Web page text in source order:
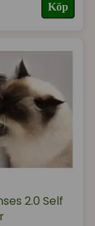
Köp
2.0 Self